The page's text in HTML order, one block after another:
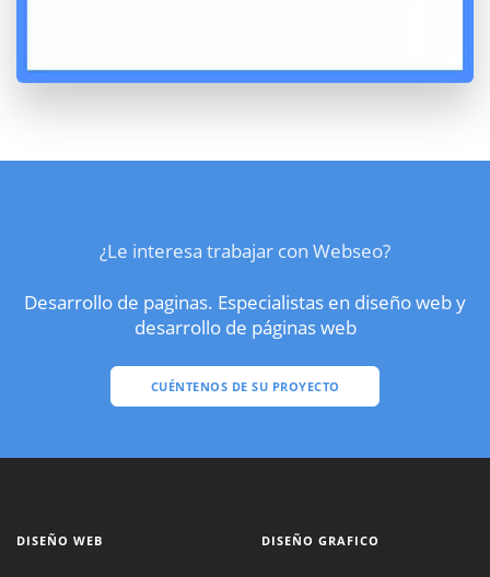
¿Le interesa trabajar con Webseo?
Desarrollo de paginas. Especialistas en diseño web y
desarrollo de páginas web
CUÉNTENOS DE SU PROYECTO
DISEÑO WEB DISEÑO GRAFICO